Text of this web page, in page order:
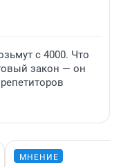
с 4000. Что
закон — он
МНЕНИЕ